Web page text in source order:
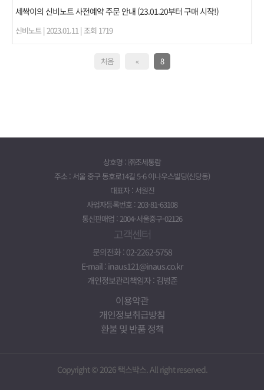
세싹이의 신비노트 사전예약 주문 안내 (23.01.20부터 구매 시작!)
신비노트 | 2023.01.11 | 조회 1719
처음 « 8
상호명 : ㈜조세통람
주소 : 서울 중구 동호로14길 5-6 이나우스빌딩(신당동)
대표자 : 서원진
사업자등록번호 : 203-81-63108
통신판매업 : 2004-서울중구-02126
고객센터
문의전화 : 02-2262-5758
E-mail : inaus121@inaus.co.kr
개인정보관리책임자 : 김병준
이용약관
개인정보취급방침
환불 및 반품 정책
Copyright © 2026 택스박스. All right reserved.